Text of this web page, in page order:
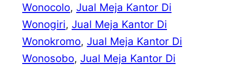
Wonocolo, Jual Meja Kantor Di
Wonogiri, Jual Meja Kantor Di
Wonokromo, Jual Meja Kantor Di
Wonosobo, Jual Meja Kantor Di